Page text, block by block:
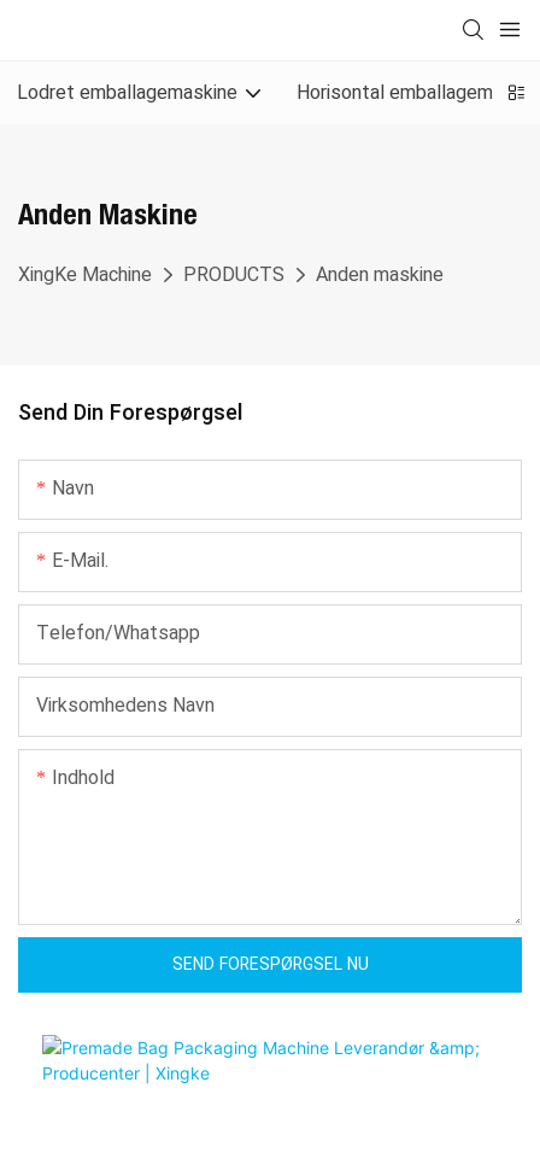
Lodret emballagemaskine Horisontal
Anden Maskine
XingKe Machine PRODUCTS Anden maskine
Send Din Forespørgsel
Navn
E-Mail.
Telefon/whatsapp
Virksomhedens Navn
Indhold
SEND FORESPØRGSEL NU